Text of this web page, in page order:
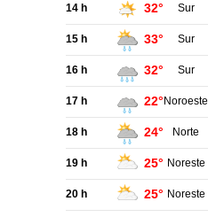
14 h 32° Sur
15 h 33° Sur
16 h 32° Sur
17 h 22° Noroeste
18 h 24° Norte
19 h 25° Noreste
20 h 25° Noreste